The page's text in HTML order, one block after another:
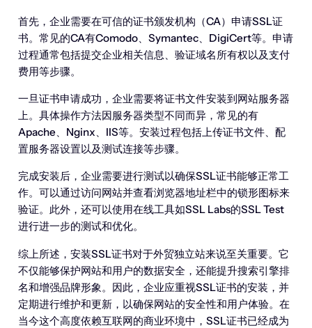
首先，企业需要在可信的证书颁发机构（CA）申请SSL证
书。常见的CA有Comodo、Symantec、DigiCert等。申请
过程通常包括提交企业相关信息、验证域名所有权以及支付
费用等步骤。
一旦证书申请成功，企业需要将证书文件安装到网站服务器
上。具体操作方法因服务器类型不同而异，常见的有
Apache、Nginx、IIS等。安装过程包括上传证书文件、配
置服务器设置以及测试连接等步骤。
完成安装后，企业需要进行测试以确保SSL证书能够正常工
作。可以通过访问网站并查看浏览器地址栏中的锁形图标来
验证。此外，还可以使用在线工具如SSL Labs的SSL Test
进行进一步的测试和优化。
综上所述，安装SSL证书对于外贸独立站来说至关重要。它
不仅能够保护网站和用户的数据安全，还能提升搜索引擎排
名和增强品牌形象。因此，企业应重视SSL证书的安装，并
定期进行维护和更新，以确保网站的安全性和用户体验。在
当今这个高度依赖互联网的商业环境中，SSL证书已经成为